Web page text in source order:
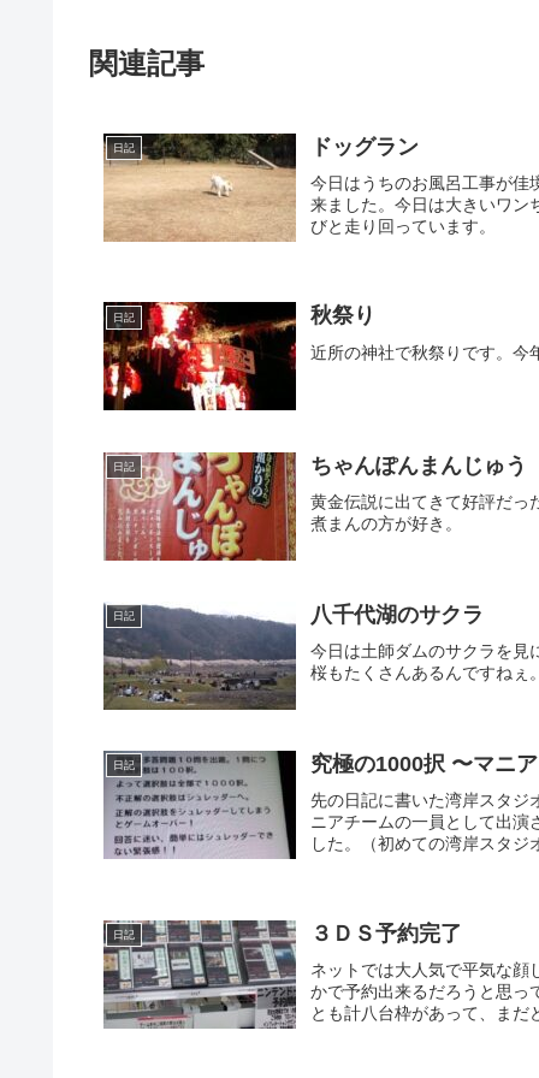
関連記事
日記 ドッグラン
今日はうちのお風呂工事が佳
来ました。今日は大きいワン
びと走り回っています。
日記 秋祭り
近所の神社で秋祭りです。今
日記 ちゃんぽんまんじゅう
黄金伝説に出てきて好評だっ
煮まんの方が好き。
日記 八千代湖のサクラ
今日は土師ダムのサクラを見
桜もたくさんあるんですねぇ
日記 究極の1000択 〜マニ
先の日記に書いた湾岸スタジ
ニアチームの一員として出演
した。（初めての湾岸スタ
日記 ３ＤＳ予約完了
ネットでは大人気で平気な顔
かで予約出来るだろうと思っ
とも計八台枠があって、ま